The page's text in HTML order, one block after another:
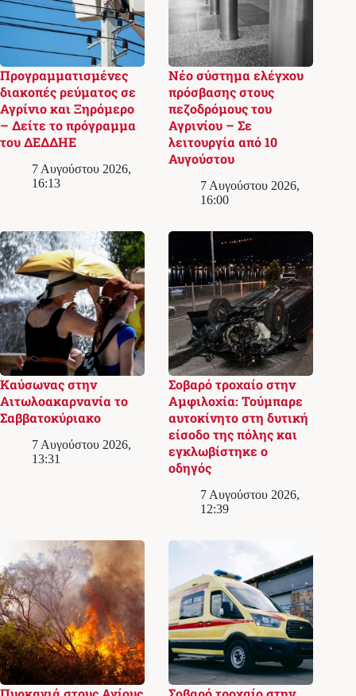
Προγραμματισμένες
διακοπές ρεύματος σε
Αγρίνιο και Ξηρόμερο
– Δείτε το πρόγραμμα
του ΔΕΔΔΗΕ
7 Αυγούστου 2026,
16:13
Νέο σύστημα ελέγχου
πρόσβασης στους
πεζοδρόμους του
Αγρινίου – Σε
λειτουργία από 10
Αυγούστου
7 Αυγούστου 2026,
16:00
Καύσωνας στην
Αιτωλοακαρνανία το
Σαββατοκύριακο
7 Αυγούστου 2026,
13:31
Σοβαρό τροχαίο στην
Αμφιλοχία: Τούμπαρε
αυτοκίνητο στη δυτική
είσοδο της πόλης και
εγκλωβίστηκε ο
οδηγός
7 Αυγούστου 2026,
12:39